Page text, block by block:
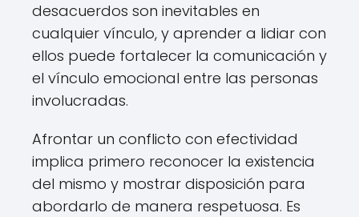
desacuerdos son inevitables en
cualquier vínculo, y aprender a lidiar con
ellos puede fortalecer la comunicación y
el vínculo emocional entre las personas
involucradas.
Afrontar un conflicto con efectividad
implica primero reconocer la existencia
del mismo y mostrar disposición para
abordarlo de manera respetuosa. Es